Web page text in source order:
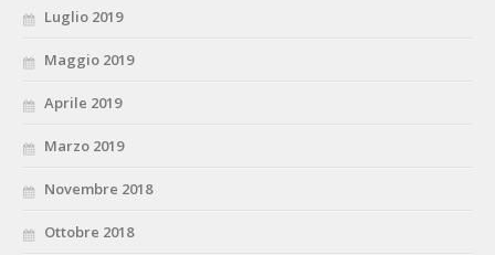
Luglio 2019
Maggio 2019
Aprile 2019
Marzo 2019
Novembre 2018
Ottobre 2018